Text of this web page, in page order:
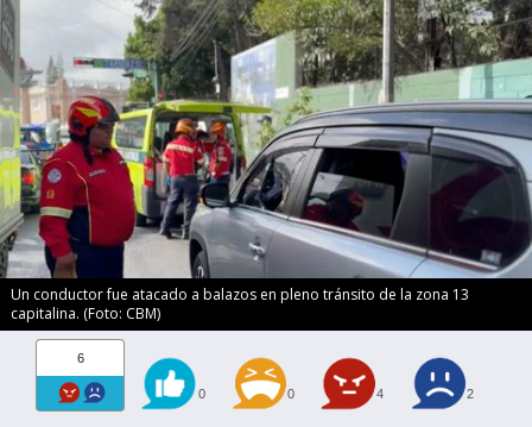
Un conductor fue atacado a balazos en pleno tránsito de la zona 13
capitalina. (Foto: CBM)
6
0 0 4 2